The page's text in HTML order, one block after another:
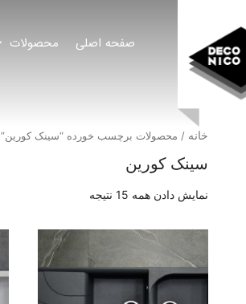
صفحه اصلی محصولات
خانه / محصولات برچسب خورده “سینک کورین”
سینک کورین
نمایش دادن همه 15 نتیجه